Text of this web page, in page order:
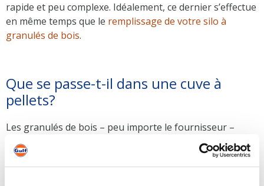
rapide et peu complexe. Idéalement, ce dernier s’effectue
en même temps que le remplissage de votre silo à
granulés de bois.
Que se passe-t-il dans une cuve à
pellets?
Les granulés de bois – peu importe le fournisseur –
libèrent de la poussière. Celle-ci se fixe aux parois et
dans les coins du silo, mais aussi dans la vis convoyeuse
et dans le système de prélèvement en général. Avec le